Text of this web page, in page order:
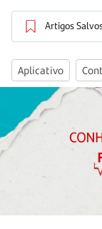
Artigos
Aplicativo